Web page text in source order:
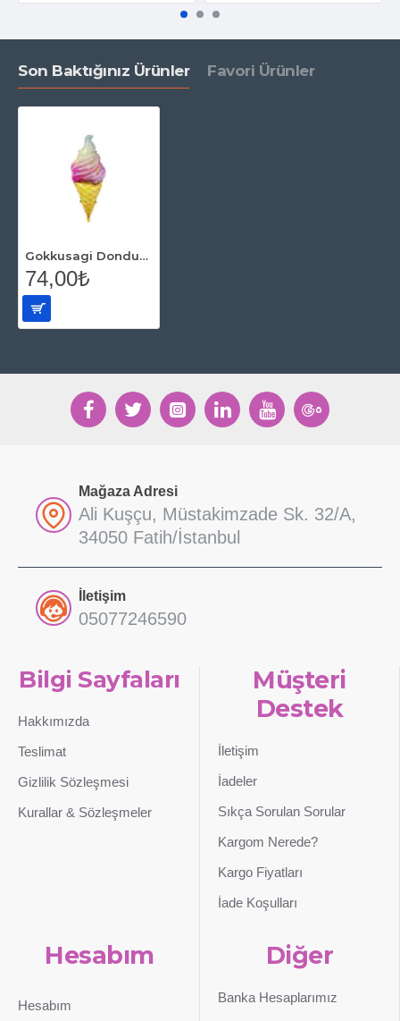
Son Baktığınız Ürünler Favori Ürünler
Gokkusagi Dondurma Folyo Balon120 cm
74,00₺
Mağaza Adresi
Ali Kuşçu, Müstakimzade Sk. 32/A,
34050 Fatih/İstanbul
İletişim
05077246590
Bilgi Sayfaları
Hakkımızda
Teslimat
Gizlilik Sözleşmesi
Kurallar & Sözleşmeler
Müşteri
Destek
İletişim
İadeler
Sıkça Sorulan Sorular
Kargom Nerede?
Kargo Fiyatları
İade Koşulları
Hesabım
Hesabım
Diğer
Banka Hesaplarımız